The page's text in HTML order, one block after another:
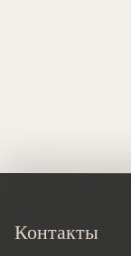
Контакты